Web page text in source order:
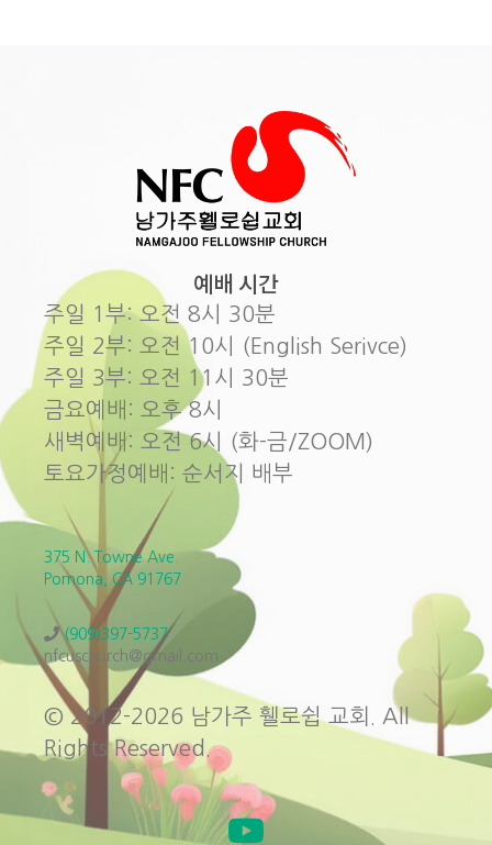
예배 시간
주일 1부: 오전 8시 30분
주일 2부: 오전 10시 (English Serivce)
주일 3부: 오전 11시 30분
금요예배: 오후 8시
새벽예배: 오전 6시 (화-금/ZOOM)
토요가정예배: 순서지 배부
375 N. Towne Ave.
Pomona, CA 91767
(909)397-5737
nfcuschurch@gmail.com
© 2012-2026 남가주 휄로쉽 교회. All
Rights Reserved.